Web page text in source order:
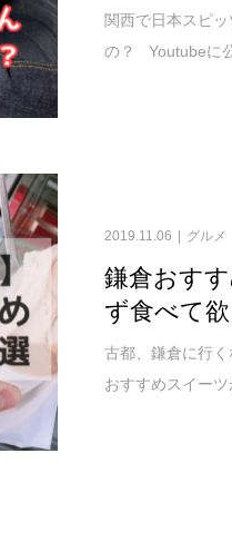
関西で日本スピ
の？ Youtubeに
2019.11.06 グルメ
鎌倉おす
ず食べて
古都、鎌倉に行
おすすめスイー